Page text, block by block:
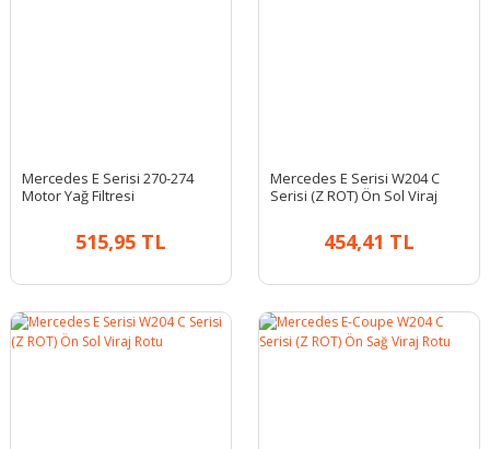
Mercedes E Serisi 270-274
Motor Yağ Filtresi
515,95 TL
Mercedes E Serisi W204 C
Serisi (Z ROT) Ön Sol Viraj
454,41 TL